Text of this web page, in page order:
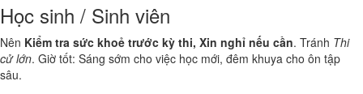
Học sinh / Sinh viên
Nên Kiểm tra sức khoẻ trước kỳ thi, Xin nghỉ nếu cần. Tránh Thi
cử lớn. Giờ tốt: Sáng sớm cho việc học mới, đêm khuya cho ôn tập
sâu.